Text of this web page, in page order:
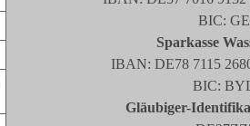
BIC:
Sparkasse
IBAN: DE78 7115
BIC:
Gläubiger-